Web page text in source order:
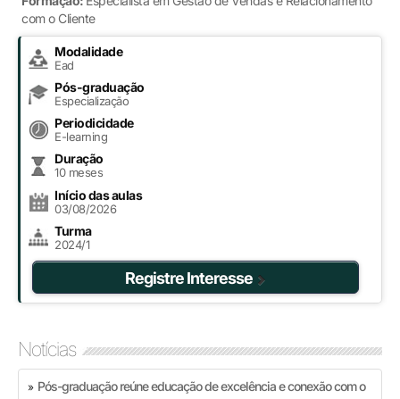
com o Cliente
Modalidade
Ead
Pós-graduação
Especialização
Periodicidade
E-learning
Duração
10 meses
Início das aulas
03/08/2026
Turma
2024/1
Registre Interesse
Notícias
» Pós-graduação reúne educação de excelência e conexão com o